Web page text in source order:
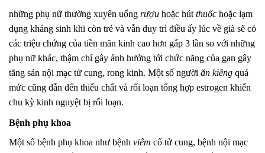
những phụ nữ thường xuyên uống rượu hoặc hút thuốc hoặc lạm
dụng kháng sinh khi còn trẻ và vẫn duy trì điều ấy lúc về già sẽ có
các triệu chứng của tiền mãn kinh cao hơn gấp 3 lần so với những
phụ nữ khác, thậm chí gây ảnh hưởng tới chức năng của gan gây
tăng sản nội mạc tử cung, rong kinh. Một số người ăn kiêng quá
mức cũng dẫn đến thiếu chất và rối loạn tổng hợp estrogen khiến
chu kỳ kinh nguyệt bị rối loạn.
Bệnh phụ khoa
Một số bệnh phụ khoa như bệnh viêm cổ tử cung, bệnh nội mạc